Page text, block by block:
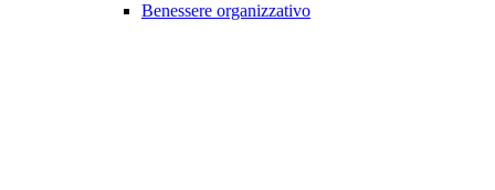
Benessere organizzativo